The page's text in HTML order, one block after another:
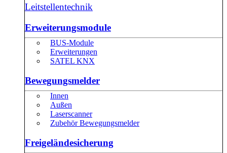
Leitstellentechnik
Erweiterungsmodule
BUS-Module
Erweiterungen
SATEL KNX
Bewegungsmelder
Innen
Außen
Laserscanner
Zubehör Bewegungsmelder
Freigeländesicherung